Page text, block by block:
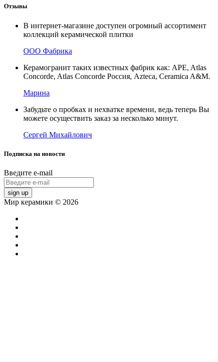
Отзывы
В интернет-магазине доступен огромный ассортимент
коллекций керамической плитки
ООО Фабрика
Керамогранит таких известных фабрик как: APE, Atlas
Concorde, Atlas Concorde Россия, Azteca, Ceramica A&M.
Марина
Забудьте о пробках и нехватке времени, ведь теперь Вы
можете осуществить заказ за несколько минут.
Сергей Михайлович
Подписка на новости
Введите e-mail
sign up
Мир керамики © 2026